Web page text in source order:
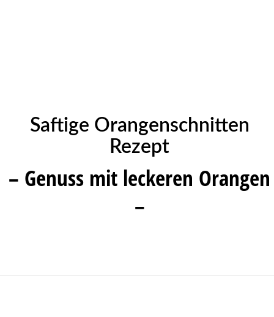
Saftige Orangenschnitten
Rezept
– Genuss mit leckeren Orangen
–